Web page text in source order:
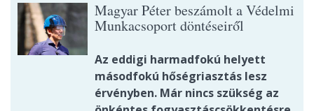
Magyar Péter beszámolt a Védelmi
Munkacsoport döntéseiről
Az eddigi harmadfokú helyett
másodfokú hőségriasztás lesz
érvényben. Már nincs szükség az